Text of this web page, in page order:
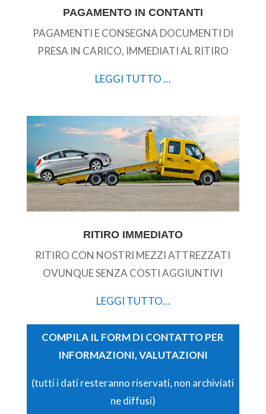
PAGAMENTO IN CONTANTI
PAGAMENTI E CONSEGNA DOCUMENTI DI
PRESA IN CARICO, IMMEDIATI AL RITIRO
LEGGI TUTTO …
RITIRO IMMEDIATO
RITIRO CON NOSTRI MEZZI ATTREZZATI
OVUNQUE SENZA COSTI AGGIUNTIVI
LEGGI TUTTO…
COMPILA IL FORM DI CONTATTO PER
INFORMAZIONI, VALUTAZIONI
(tutti i dati resteranno riservati, non archiviati
ne diffusi)